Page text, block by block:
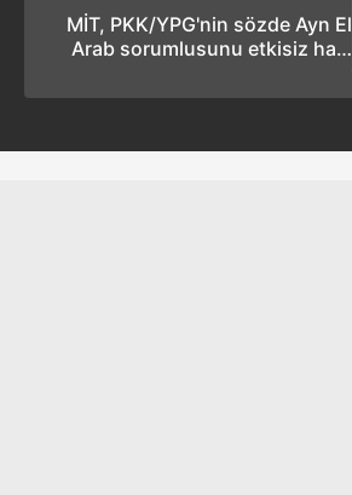
MİT, PKK/YPG'nin sözde Ayn El
Arab sorumlusunu etkisiz hale